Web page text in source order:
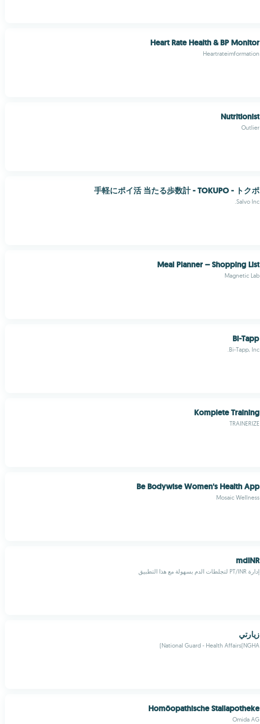
Heart Rate Health & BP Monitor
Heartrateimformation
Nutritionist
Outlier
手軽にポイ活 当たる歩数計 - TOKUPO - トクポ
Salvo Inc.
Meal Planner – Shopping List
Magnetic Lab
Bi-Tapp
Bi-Tapp, Inc.
Komplete Training
TRAINERIZE
Be Bodywise Women's Health App
Mosaic Wellness
mdINR
إدارة PT/INR لتجلطات الدم بسهولة مع هذا التطبيق
زيارتي
National Guard - Health Affairs(NGHA)
Homöopathische Stallapotheke
Omida AG